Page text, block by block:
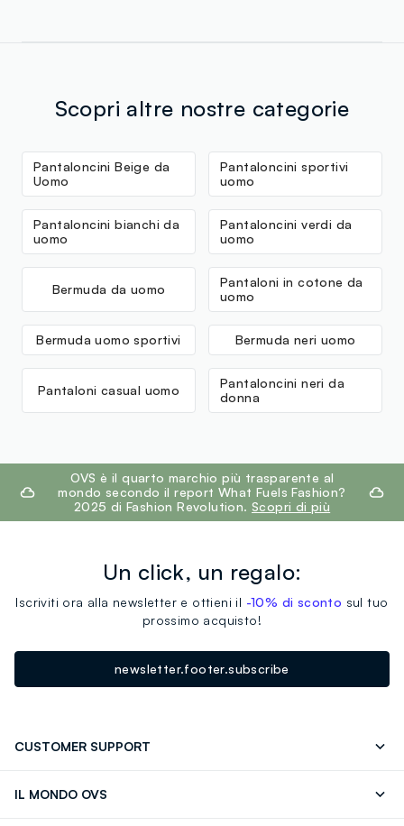
Scopri altre nostre categorie
Pantaloncini Beige da
Uomo
Pantaloncini sportivi
uomo
Pantaloncini bianchi da
uomo
Pantaloncini verdi da
uomo
Bermuda da uomo
Pantaloni in cotone da
uomo
Bermuda uomo sportivi Bermuda neri uomo
Pantaloni casual uomo
Pantaloncini neri da
donna
footer.ariatitleOVS è il quarto marchio più trasparente al
mondo secondo il report What Fuels Fashion?
2025 di Fashion Revolution. Scopri di più
Un click, un regalo:
Iscriviti ora alla newsletter e ottieni il -10% di sconto sul tuo
prossimo acquisto!
newsletter.footer.subscribe
CUSTOMER SUPPORT
IL MONDO OVS